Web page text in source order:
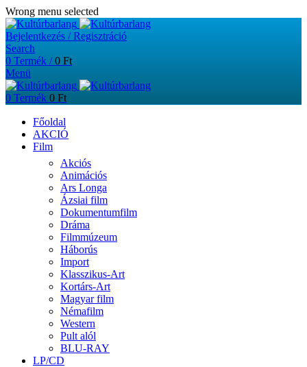
Wrong menu selected
Bejelentkezés / Regisztráció
Search
0 Termék / 0 Ft
Menü
0 Termék 0 Ft
Főoldal
AKCIÓ
Film
Akciós
Animációs
Ars Longa
Ázsiai film
Dokumentumfilm
Dráma
Filmmúzeum
Háborús
Import
Klasszikus-Art
Kortárs-Art
Magyar film
Némafilm
Western
Pult alól
BLU-RAY
LP/CD